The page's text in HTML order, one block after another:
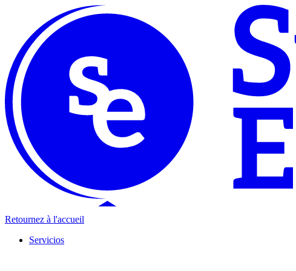
Retournez à l'accueil
Servicios